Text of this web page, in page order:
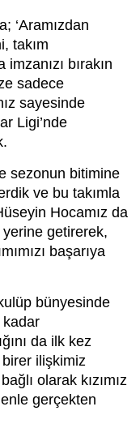
‘Aramızdan
takım
bırakın
sadece
sayesinde
Ligi’nde
sezonun bitimine
ve bu takımla
Hocamız da
yerine getirerek,
başarıya
bünyesinde
kadar
da ilk kez
ilişkimiz
olarak kızımız
gerçekten